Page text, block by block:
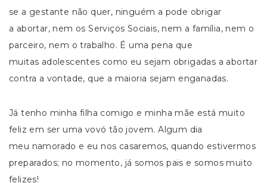
se a gestante não quer, ninguém a pode obrigar
a abortar, nem os Serviços Sociais, nem a família, nem o
parceiro, nem o trabalho. É uma pena que
muitas adolescentes como eu sejam obrigadas a abortar
contra a vontade, que a maioria sejam enganadas.
Já tenho minha filha comigo e minha mãe está muito
feliz em ser uma vovó tão jovem. Algum dia
meu namorado e eu nos casaremos, quando estivermos
preparados; no momento, já somos pais e somos muito
felizes!